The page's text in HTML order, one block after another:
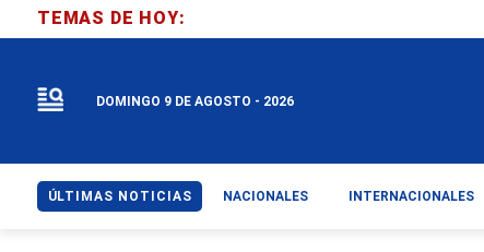
TEMAS DE HOY:
DOMINGO 9 DE AGOSTO - 2026
ÚLTIMAS NOTICIAS NACIONALES INTERNACIONALES